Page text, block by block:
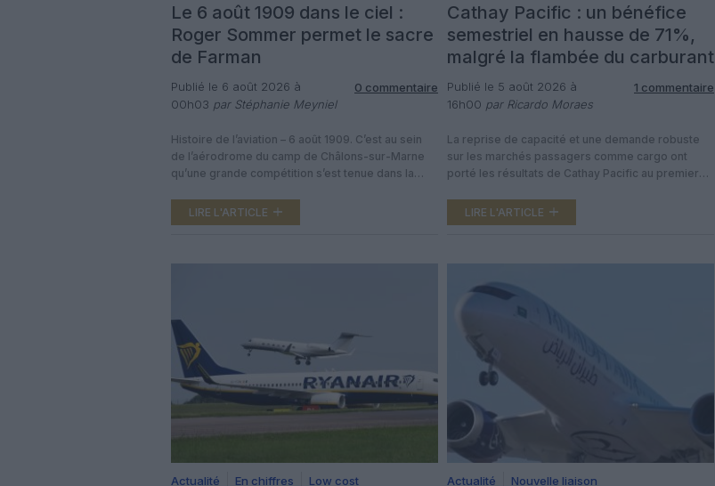
Le 6 août 1909 dans le ciel :
Roger Sommer permet le sacre
de Farman
Publié le 6 août 2026 à
00h03 par Stéphanie Meyniel
0 commentaire
Histoire de l’aviation – 6 août 1909. C’est au sein
de l’aérodrome du camp de Châlons-sur-Marne
qu’une grande compétition s’est tenue dans la
Ligue nationale aérienne, rassemblant de
nombreux aviateurs désireux de remporter l’une
LIRE L'ARTICLE
Cathay Pacific : un bénéfice
semestriel en hausse de 71%,
malgré la flambée du carburant
Publié le 5 août 2026 à
16h00 par Ricardo Moraes
1 commentaire
La reprise de capacité et une demande robuste
sur les marchés passagers comme cargo ont
porté les résultats de Cathay Pacific au premier
un bénéfice attribuable de 6,243 milliards de
dollars hongkongais, soit environ 800 millions de
LIRE L'ARTICLE
Actualité En chiffres Low cost Actualité Nouvelle liaison